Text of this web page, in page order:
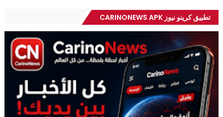
تطبيق كرينو نيوز CARINONEWS APK